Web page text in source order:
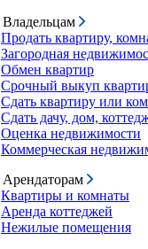
Владельцам
Продать квартиру,
Загородная
Обмен квартир
Срочный выкуп
Сдать квартиру или
Сдать дачу, дом,
Оценка недвижимости
Коммерческая
Арендаторам
Квартиры и комнаты
Аренда коттеджей
Нежилые помещения